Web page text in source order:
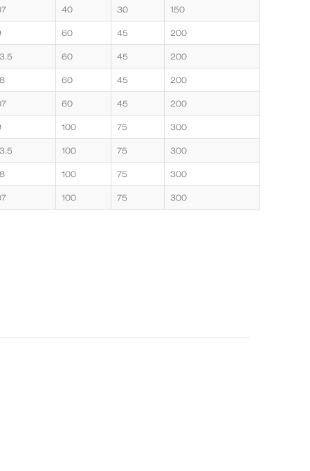
40 30 150
60 45 200
60 45 200
60 45 200
60 45 200
100 75 300
100 75 300
100 75 300
100 75 300